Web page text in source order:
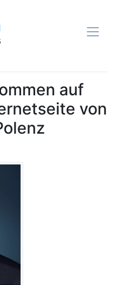
auf
von